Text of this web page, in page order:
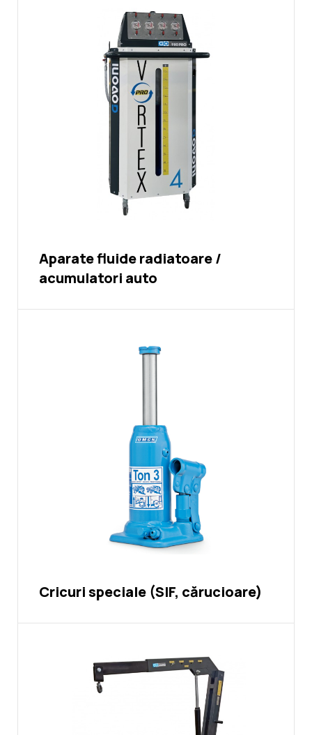
Ghidul Echipamentelor
Aparate fluide radiatoare /
acumulatori auto
Cricuri speciale (SIF, cărucioare)